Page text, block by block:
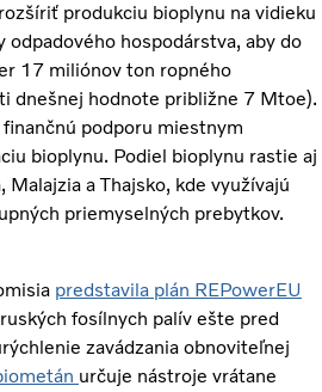
produkciu bioplynu na vidieku
hospodárstva, aby do
17 miliónov ton ropného
dnešnej hodnote približne 7 Mtoe).
podporu miestnym
bioplynu. Podiel bioplynu rastie aj
Malajzia a Thajsko, kde využívajú
priemyselných prebytkov.
predstavila plán REPowerEU
fosílnych palív ešte pred
zavádzania obnoviteľnej
určuje nástroje vrátane